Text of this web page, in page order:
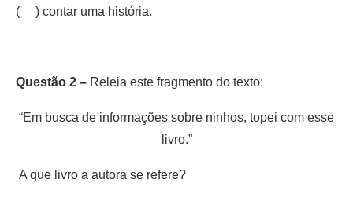
( ) contar uma história.
Questão 2 – Releia este fragmento do texto:
“Em busca de informações sobre ninhos, topei com esse
livro.”
A que livro a autora se refere?